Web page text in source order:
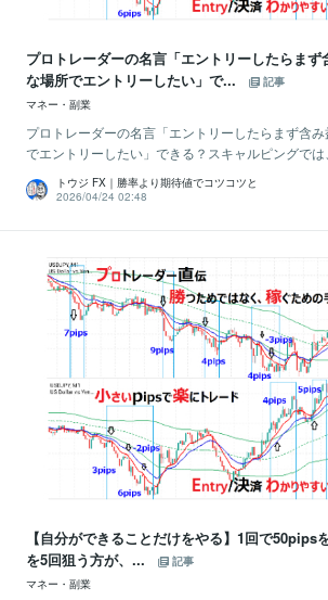
プロトレーダーの名言「エントリーしたらま
な場所でエントリーしたい」で...
記事
マネー・副業
プロトレーダーの名言「エントリーしたらまず含
でエントリーしたい」できる？スキャルピングでは
トウジ FX｜勝率より期待値でコツコツと
2026/04/24 02:48
【自分ができることだけをやる】1回で50pips
を5回狙う方が、...
記事
マネー・副業